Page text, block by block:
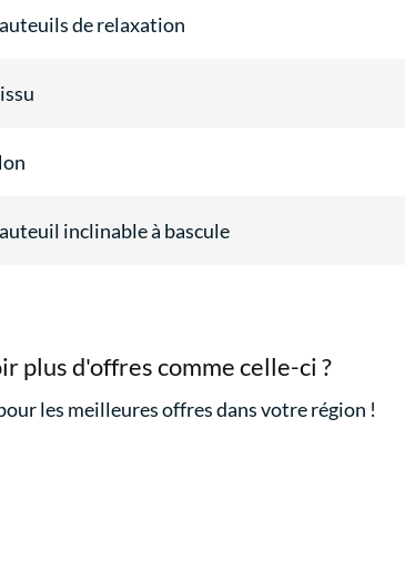
de relaxation
inclinable à bascule
plus d'offres comme celle-ci ?
les meilleures offres dans votre région !